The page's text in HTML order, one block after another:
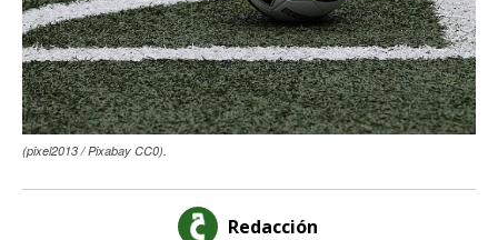
(pixel2013 / Pixabay CC0).
Redacción